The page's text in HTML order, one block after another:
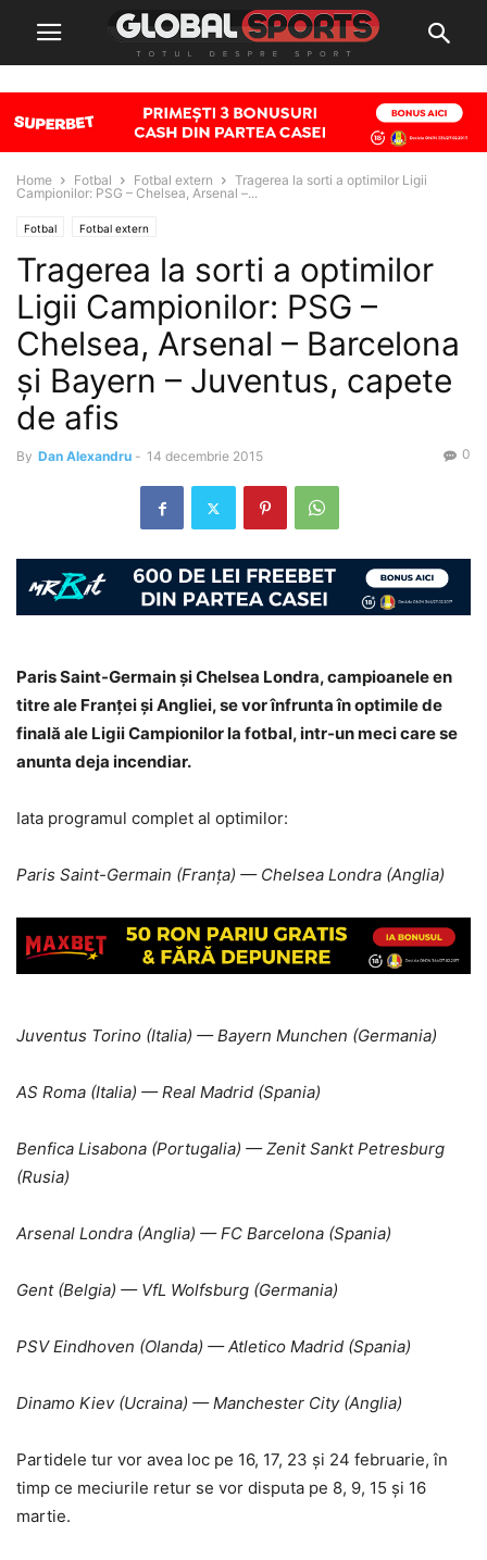
Home Fotbal Fotbal extern
Tragerea la sorti a optimilor Ligii
Campionilor: PSG – Chelsea, Arsenal –...
Fotbal Fotbal extern
Tragerea la sorti a optimilor
Ligii Campionilor: PSG –
Chelsea, Arsenal – Barcelona
și Bayern – Juventus, capete
de afis
By Dan Alexandru - 14 decembrie 2015 0
Paris Saint-Germain și Chelsea Londra, campioanele en
titre ale Franței și Angliei, se vor înfrunta în optimile de
finală ale Ligii Campionilor la fotbal, intr-un meci care se
anunta deja incendiar.
Iata programul complet al optimilor:
Paris Saint-Germain (Franța) — Chelsea Londra (Anglia)
Juventus Torino (Italia) — Bayern Munchen (Germania)
AS Roma (Italia) — Real Madrid (Spania)
Benfica Lisabona (Portugalia) — Zenit Sankt Petresburg
(Rusia)
Arsenal Londra (Anglia) — FC Barcelona (Spania)
Gent (Belgia) — VfL Wolfsburg (Germania)
PSV Eindhoven (Olanda) — Atletico Madrid (Spania)
Dinamo Kiev (Ucraina) — Manchester City (Anglia)
Partidele tur vor avea loc pe 16, 17, 23 și 24 februarie, în
timp ce meciurile retur se vor disputa pe 8, 9, 15 și 16
martie.